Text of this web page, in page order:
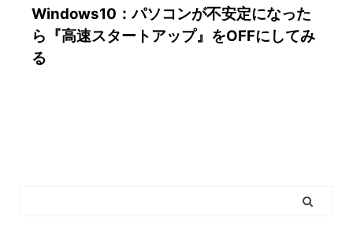
Windows10：パソコンが不安定になった
ら『高速スタートアップ』をOFFにしてみ
る